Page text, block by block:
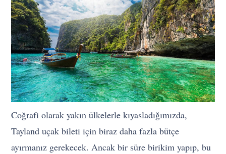
Coğrafi olarak yakın ülkelerle kıyasladığımızda,
Tayland uçak bileti için biraz daha fazla bütçe
ayırmanız gerekecek. Ancak bir süre birikim yapıp, bu